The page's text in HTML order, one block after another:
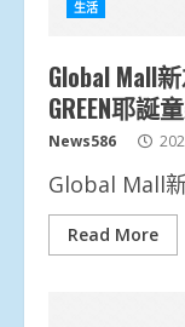
生活
Global Mall
GREEN耶誕
News586
Global Mall
Read More